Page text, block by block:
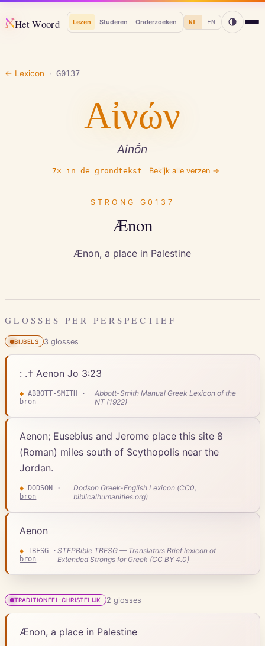
אHet Woord Lezen Studeren Onderzoeken NL EN
← Lexicon · G0137
Αἰνών
Ainṓn
7× in de grondtekst Bekijk alle verzen →
STRONG G0137
Ænon
Ænon, a place in Palestine
GLOSSES PER PERSPECTIEF
BIJBELS 3glosses
: .† Aenon Jo 3:23
◆ ABBOTT-SMITH ·
bron
Abbott-Smith Manual Greek Lexicon of the
NT (1922)
Aenon; Eusebius and Jerome place this site 8
(Roman) miles south of Scythopolis near the
Jordan.
◆ DODSON ·
bron
Dodson Greek-English Lexicon (CC0,
biblicalhumanities.org)
Aenon
◆ TBESG ·
bron
STEPBible TBESG — Translators Brief lexicon of
Extended Strongs for Greek (CC BY 4.0)
TRADITIONEEL-CHRISTELIJK 2 glosses
Ænon, a place in Palestine